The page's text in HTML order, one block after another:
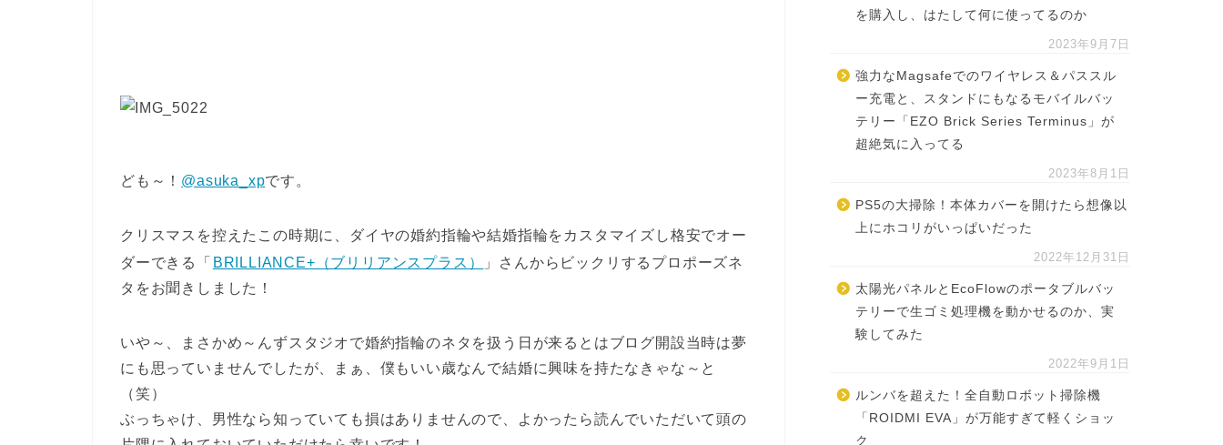
ども～！ @asuka_xpです。
クリスマスを控えたこの時期に、ダイヤの婚約指輪や結婚指輪をカスタマイズし格安でオー
ダーできる「 BRILLIANCE+（ブリリアンスプラス）
」さんからビックリするプロポーズネ
タをお聞きしました！
いや～、まさかめ～んずスタジオで婚約指輪のネタを扱う日が来るとはブログ開設当時は夢
にも思っていませんでしたが、まぁ、僕もいい歳なんで結婚に興味を持たなきゃな～と
（笑）
ぶっちゃけ、男性なら知っていても損はありませんので、よかったら読んでいただいて頭の
を購入し、はたして何に使ってるのか
2023年9月7日
強力なMagsafeでのワイヤレス＆パススル
ー充電と、スタンドにもなるモバイルバッ
テリー「EZO Brick Series Terminus」が
超絶気に入ってる
2023年8月1日
PS5の大掃除！本体カバーを開けたら想像以
上にホコリがいっぱいだった
2022年12月31日
太陽光パネルとEcoFlowのポータブルバッ
テリーで生ゴミ処理機を動かせるのか、実
験してみた
2022年9月1日
ルンバを超えた！全自動ロボット掃除機
「ROIDMI EVA」が万能すぎて軽くショッ
ク